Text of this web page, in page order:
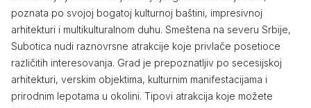
poznata po svojoj bogatoj kulturnoj baštini, impresivnoj
arhitekturi i multikulturalnom duhu. Smeštena na severu Srbije,
Subotica nudi raznovrsne atrakcije koje privlače posetioce
različitih interesovanja. Grad je prepoznatljiv po secesijskoj
arhitekturi, verskim objektima, kulturnim manifestacijama i
prirodnim lepotama u okolini. Tipovi atrakcija koje možete